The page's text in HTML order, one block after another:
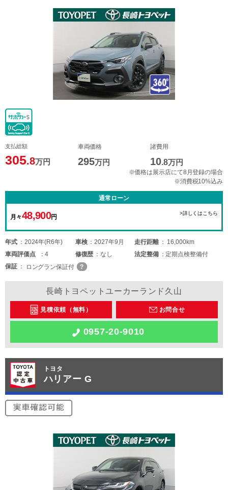
支払総額
305.8万円
車両価格
295万円
諸費用
10.8万円
※価格は展示店にて8月登録の場合
※消費税10%込み
通常ローン
月々48,900円
>詳しくはこちら
年式 2024年(R6年) 車検 2027年9月 走行距離
16,000km
車両評価点 4 修復歴 なし 法定整備
定期点検整備付
保証
ロングラン保証付
長崎トヨペットユーカーランド久山
見積依頼（無料） お問合せ
0957-20-9010
トヨタ
ハリアー G